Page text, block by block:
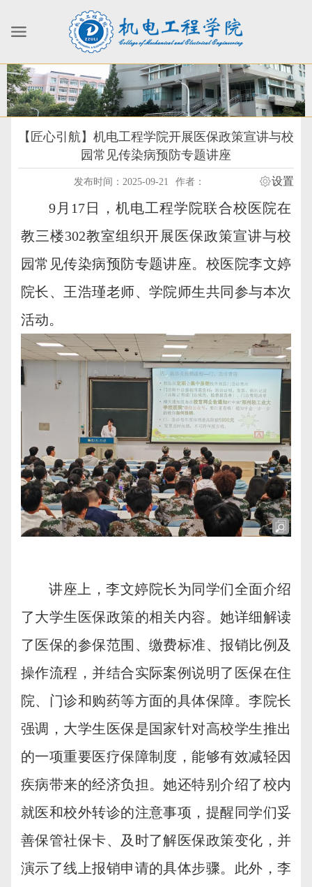
【匠心引航】机电工程学院开展医保政策宣讲与校
园常见传染病预防专题讲座
发布时间：2025-09-21 作者： 设置
9月17日，机电工程学院联合校医院在
教三楼302教室组织开展医保政策宣讲与校
园常见传染病预防专题讲座。校医院李文婷
院长、王浩瑾老师、学院师生共同参与本次
活动。
讲座上，李文婷院长为同学们全面介绍
了大学生医保政策的相关内容。她详细解读
了医保的参保范围、缴费标准、报销比例及
操作流程，并结合实际案例说明了医保在住
院、门诊和购药等方面的具体保障。李院长
强调，大学生医保是国家针对高校学生推出
的一项重要医疗保障制度，能够有效减轻因
疾病带来的经济负担。她还特别介绍了校内
就医和校外转诊的注意事项，提醒同学们妥
善保管社保卡、及时了解医保政策变化，并
演示了线上报销申请的具体步骤。此外，李